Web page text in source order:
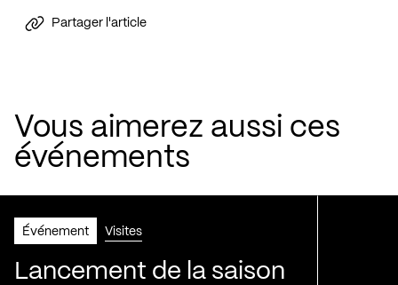
Partager l'article
Vous aimerez aussi ces
événements
Événement Visites
Lancement de la saison